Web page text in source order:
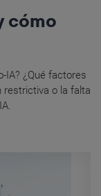
cómo
IA? ¿Qué factores
restrictiva o la falta